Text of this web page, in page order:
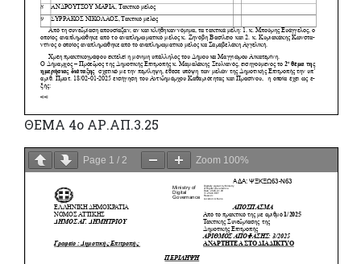
ΘΕΜΑ 4ο ΑΡ.ΑΠ.3.25
Page 1 / 2 Zoom 100%